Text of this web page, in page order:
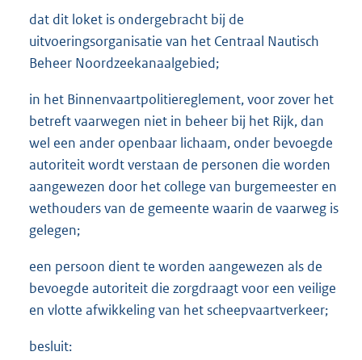
dat dit loket is ondergebracht bij de
uitvoeringsorganisatie van het Centraal Nautisch
Beheer Noordzeekanaalgebied;
in het Binnenvaartpolitiereglement, voor zover het
betreft vaarwegen niet in beheer bij het Rijk, dan
wel een ander openbaar lichaam, onder bevoegde
autoriteit wordt verstaan de personen die worden
aangewezen door het college van burgemeester en
wethouders van de gemeente waarin de vaarweg is
gelegen;
een persoon dient te worden aangewezen als de
bevoegde autoriteit die zorgdraagt voor een veilige
en vlotte afwikkeling van het scheepvaartverkeer;
besluit: